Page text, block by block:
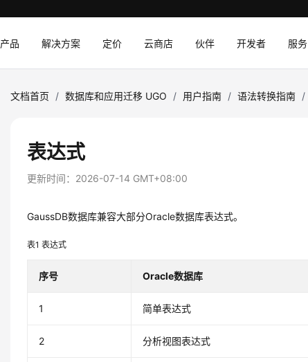
产品 解决方案 定价 云商店 伙伴 开发者 服务
文档首页 / 数据库和应用迁移 UGO / 用户指南 / 语法转换指南 /
表达式
更新时间： 2026-07-14 GMT+08:00
GaussDB数据库兼容大部分Oracle数据库表达式。
表1表达式
序号 Oracle数据库
1 简单表达式
2 分析视图表达式